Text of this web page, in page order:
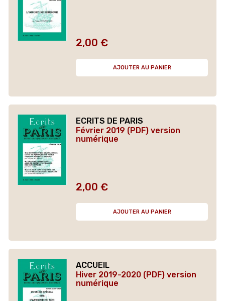
Prix
2,00 €
AJOUTER AU PANIER
ECRITS DE PARIS
Février 2019 (PDF) version
numérique
Prix
2,00 €
AJOUTER AU PANIER
ACCUEIL
Hiver 2019-2020 (PDF) version
numérique